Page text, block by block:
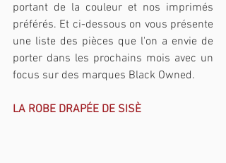
portant de la couleur et nos imprimés
préférés. Et ci-dessous on vous présente
une liste des pièces que l'on a envie de
porter dans les prochains mois avec un
focus sur des marques Black Owned.
LA ROBE DRAPÉE DE SISÈ